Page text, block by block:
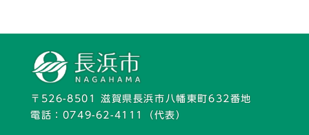
〒526-8501 滋賀県長浜市八幡東町632番地
電話： 0749-62-4111 （代表）